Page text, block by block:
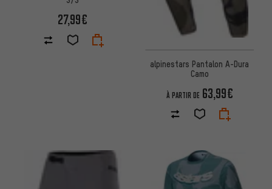
27,99€
alpinestars Pantalon A-Dura
Camo
À PARTIR DE 63,99€